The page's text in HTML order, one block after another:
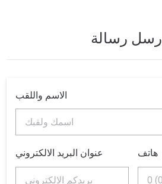
ارسل رسالة
الاسم واللقب
عنوان البريد الالكتروني هاتف